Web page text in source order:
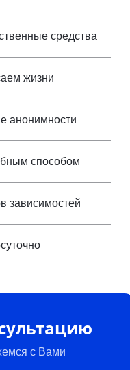
средства
жизни
анонимности
способом
зависимостей
с Вами